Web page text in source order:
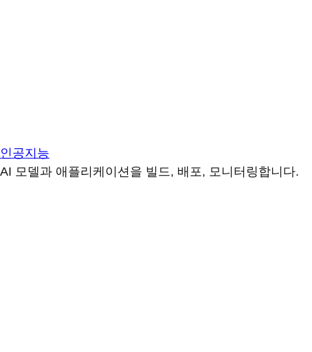
인공지능
AI 모델과 애플리케이션을 빌드, 배포, 모니터링합니다.